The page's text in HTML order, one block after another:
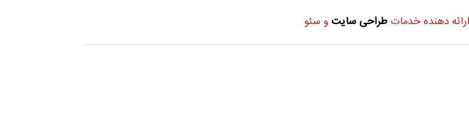
طراحی سایتو سئو